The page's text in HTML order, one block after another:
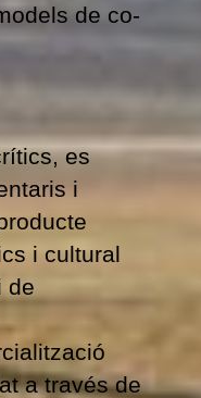
de co-
es
i
i cultural
de
a través de